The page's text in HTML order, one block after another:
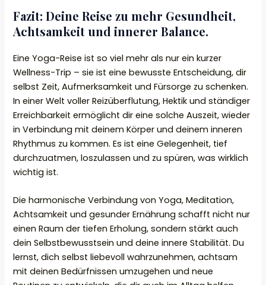
Fazit: Deine Reise zu mehr Gesundheit,
Achtsamkeit und innerer Balance.
Eine Yoga-Reise ist so viel mehr als nur ein kurzer
Wellness-Trip – sie ist eine bewusste Entscheidung, dir
selbst Zeit, Aufmerksamkeit und Fürsorge zu schenken.
In einer Welt voller Reizüberflutung, Hektik und ständiger
Erreichbarkeit ermöglicht dir eine solche Auszeit, wieder
in Verbindung mit deinem Körper und deinem inneren
Rhythmus zu kommen. Es ist eine Gelegenheit, tief
durchzuatmen, loszulassen und zu spüren, was wirklich
wichtig ist.
Die harmonische Verbindung von Yoga, Meditation,
Achtsamkeit und gesunder Ernährung schafft nicht nur
einen Raum der tiefen Erholung, sondern stärkt auch
dein Selbstbewusstsein und deine innere Stabilität. Du
lernst, dich selbst liebevoll wahrzunehmen, achtsam
mit deinen Bedürfnissen umzugehen und neue